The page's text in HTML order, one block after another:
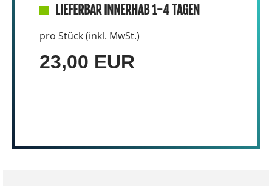
LIEFERBAR INNERHAB 1-4 TAGEN
pro Stück (inkl. MwSt.)
23,00 EUR